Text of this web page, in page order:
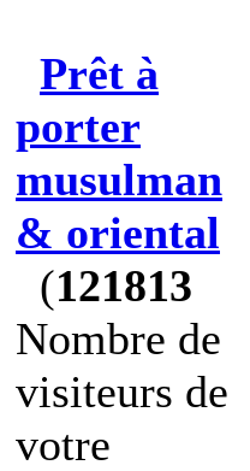
Prêt à
porter
musulman
& oriental
(121813
Nombre de
visiteurs de
votre